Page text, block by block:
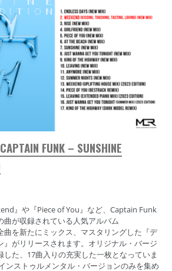
FUNK – SUNSHINE
』や『Piece of You』など、Captain Funk
曲が収録されている人気アルバム
曲を新たにミックス、マスタリングした『デ
』がリリースされます。オリジナル・バージ
した、17曲入りの充実した一枚となっていま
ンストゥルメンタル・バージョンのみを集め